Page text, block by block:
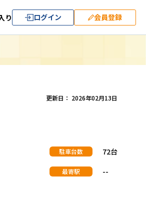
り ログイン 会員登録
更新日： 2026年02月13日
駐車台数 72台
最寄駅 --